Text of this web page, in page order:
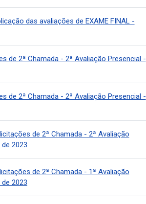
das avaliações de EXAME FINAL -
de 2ª Chamada - 2ª Avaliação Presencial -
de 2ª Chamada - 2ª Avaliação Presencial -
de 2ª Chamada - 2ª Avaliação
2023
de 2ª Chamada - 1ª Avaliação
2023